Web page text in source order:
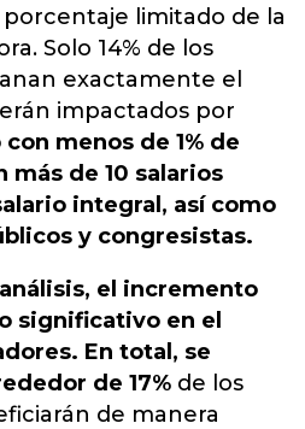
limitado de la
Solo 14% de los
exactamente el
impactados por
menos de 1% de
más de 10 salarios
integral, así como
y congresistas.
el incremento
significativo en el
En total, se
de 17% de los
de manera